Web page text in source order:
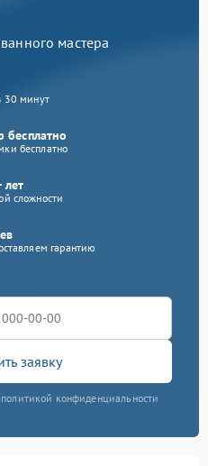
мастера
30 минут
бесплатно
бесплатно
лет
сложности
гарантию
заявку
конфиденциальности